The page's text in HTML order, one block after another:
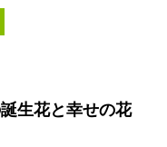
生花と幸せの花